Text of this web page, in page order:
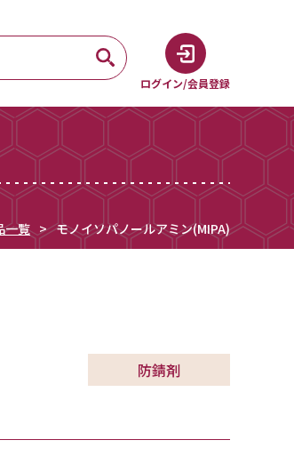
ログイン/会員登録
一覧 モノイソパノールアミン(MIPA)
防錆剤